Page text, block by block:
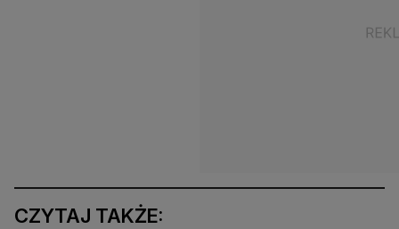
CZYTAJ TAKŻE: